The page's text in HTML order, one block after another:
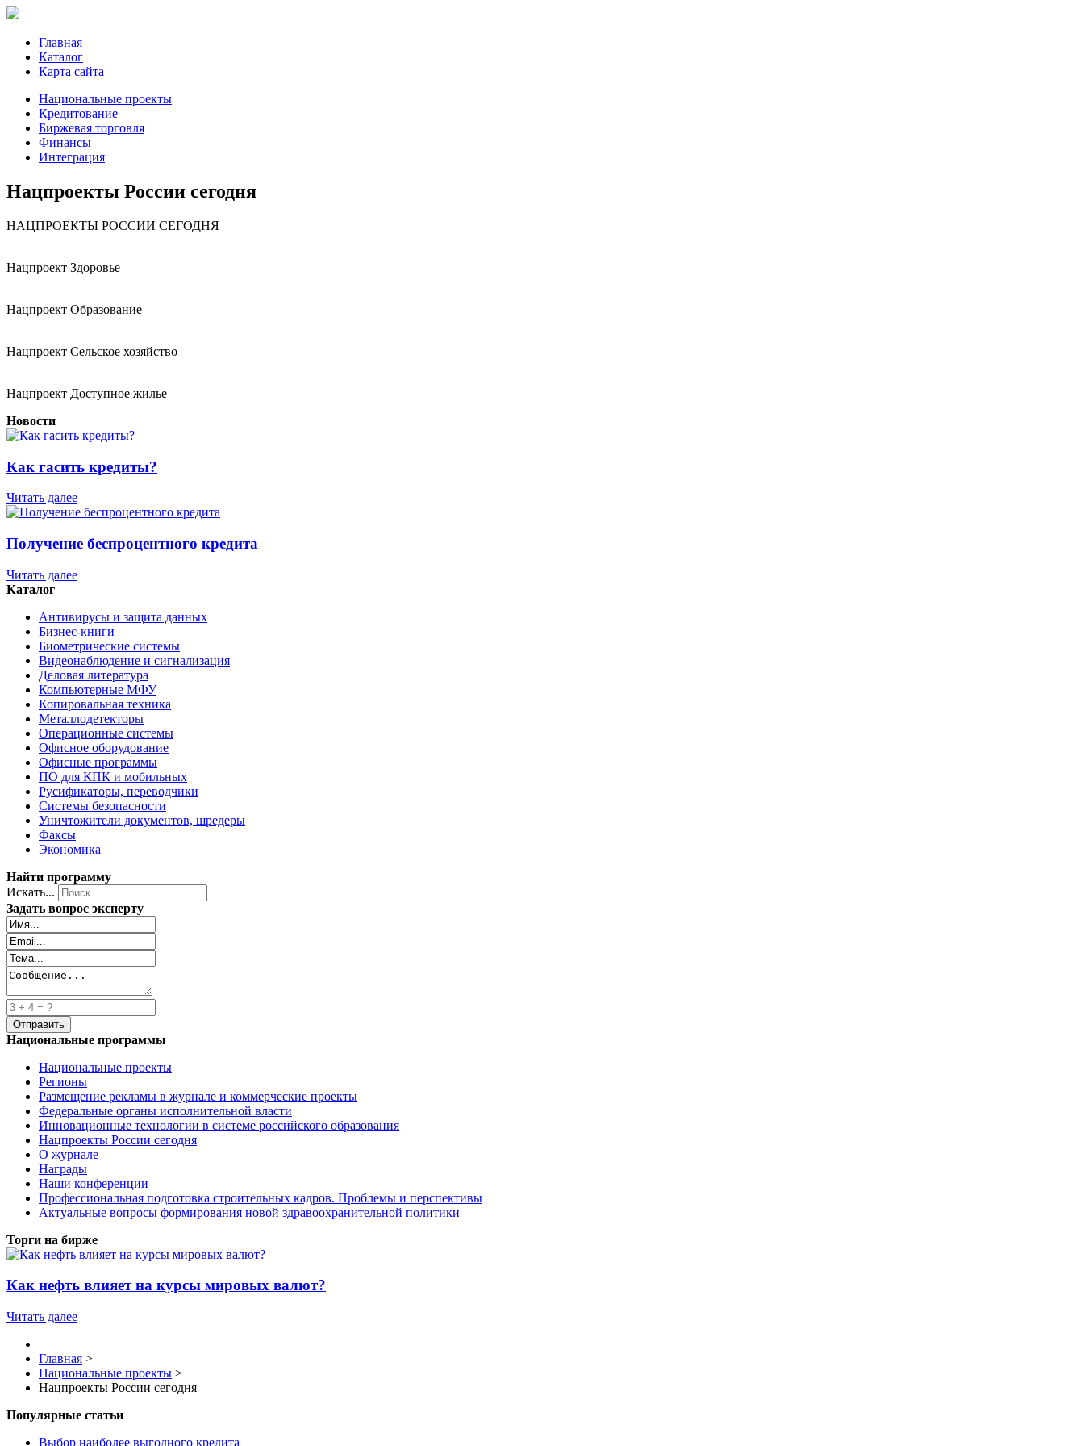
Главная
Каталог
Карта сайта
Национальные проекты
Кредитование
Биржевая торговля
Финансы
Интеграция
Нацпроекты России сегодня
НАЦПРОЕКТЫ РОССИИ СЕГОДНЯ
Нацпроект Здоровье
Нацпроект Образование
Нацпроект Сельское хозяйство
Нацпроект Доступное жилье
Новости
Как гасить кредиты?
Читать далее
Получение беспроцентного кредита
Читать далее
Каталог
Антивирусы и защита данных
Бизнес-книги
Биометрические системы
Видеонаблюдение и сигнализация
Деловая литература
Компьютерные МФУ
Копировальная техника
Металлодетекторы
Операционные системы
Офисное оборудование
Офисные программы
ПО для КПК и мобильных
Русификаторы, переводчики
Системы безопасности
Уничтожители документов, шредеры
Факсы
Экономика
Найти программу
Искать...
Задать вопрос эксперту
Национальные программы
Национальные проекты
Регионы
Размещение рекламы в журнале и коммерческие проекты
Федеральные органы исполнительной власти
Инновационные технологии в системе российского образования
Нацпроекты России сегодня
О журнале
Награды
Наши конференции
Профессиональная подготовка строительных кадров. Проблемы и перспективы
Актуальные вопросы формирования новой здравоохранительной политики
Торги на бирже
Как нефть влияет на курсы мировых валют?
Читать далее
Главная >
Национальные проекты >
Нацпроекты России сегодня
Популярные статьи
Выбор наиболее выгодного кредита